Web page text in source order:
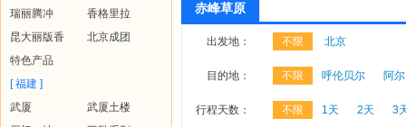
瑞丽腾冲
香格里拉
昆大丽版香
北京成团
特色产品
[ 福建 ]
武厦
武厦土楼
赤峰草原
出发地： 不限 北京
目的地： 不限 呼伦贝尔 阿
行程天数： 不限 1天 2天 3